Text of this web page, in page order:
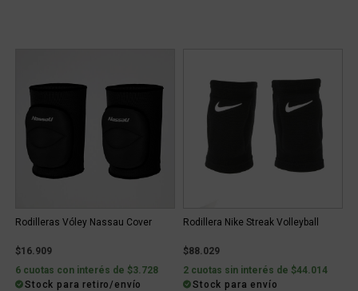
Rodilleras Vóley Nassau Cover
$16.909
6 cuotas con interés de $3.728
Stock para retiro/envío
Rodillera Nike Streak Volleyball
$88.029
2 cuotas sin interés de $44.014
Stock para envío